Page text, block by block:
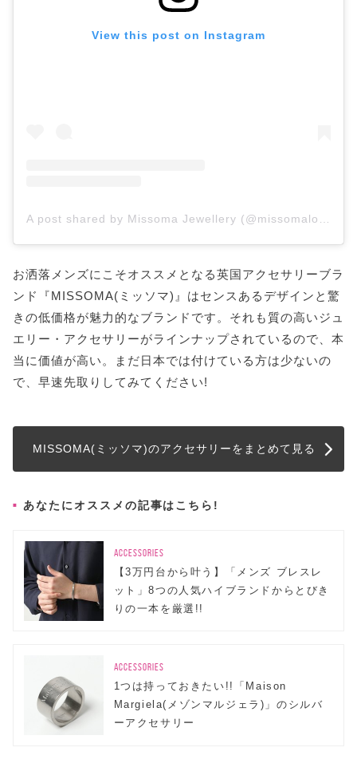
View this post on Instagram
お洒落メンズにこそオススメとなる英国アクセサリーブラ
ンド『MISSOMA(ミッソマ)』はセンスあるデザインと驚
きの低価格が魅力的なブランドです。それも質の高いジュ
エリー・アクセサリーがラインナップされているので、本
当に価値が高い。まだ日本では付けている方は少ないの
で、早速先取りしてみてください!
MISSOMA(ミッソマ)のアクセサリーをまとめて見る
あなたにオススメの記事はこちら!
ACCESSORIES
【3万円台から叶う】「メンズ ブレスレ
ット」8つの人気ハイブランドからとびき
りの一本を厳選!!
ACCESSORIES
1つは持っておきたい!!「Maison
Margiela(メゾンマルジェラ)」のシルバ
ーアクセサリー